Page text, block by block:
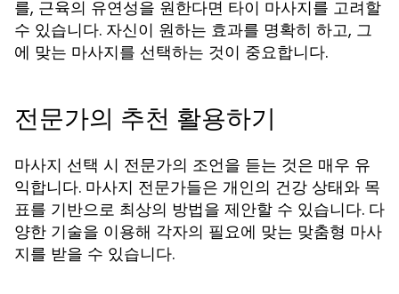
를, 근육의 유연성을 원한다면 타이 마사지를 고려할
수 있습니다. 자신이 원하는 효과를 명확히 하고, 그
에 맞는 마사지를 선택하는 것이 중요합니다.
전문가의 추천 활용하기
마사지 선택 시 전문가의 조언을 듣는 것은 매우 유
익합니다. 마사지 전문가들은 개인의 건강 상태와 목
표를 기반으로 최상의 방법을 제안할 수 있습니다. 다
양한 기술을 이용해 각자의 필요에 맞는 맞춤형 마사
지를 받을 수 있습니다.